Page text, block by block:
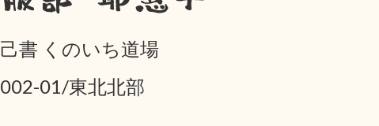
己書 くのいち道場
002-01/東北北部